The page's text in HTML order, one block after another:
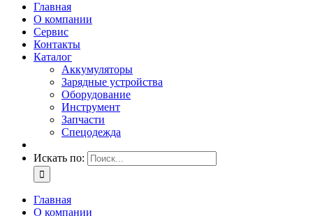
Главная
О компании
Сервис
Контакты
Каталог
Аккумуляторы
Зарядные устройства
Оборудование
Инструмент
Запчасти
Спецодежда
Искать по:
Главная
О компании